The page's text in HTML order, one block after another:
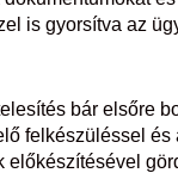
is gyorsítva az
bár elsőre
felkészüléssel és
előkészítésével